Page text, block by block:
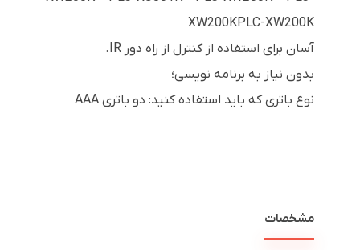
XW200KPLC-XW200K
آسان برای استفاده از کنترل از راه دور IR.
بدون نیاز به برنامه نویسی؛
نوع باتری که باید استفاده کنید: دو باتری AAA
مشخصات